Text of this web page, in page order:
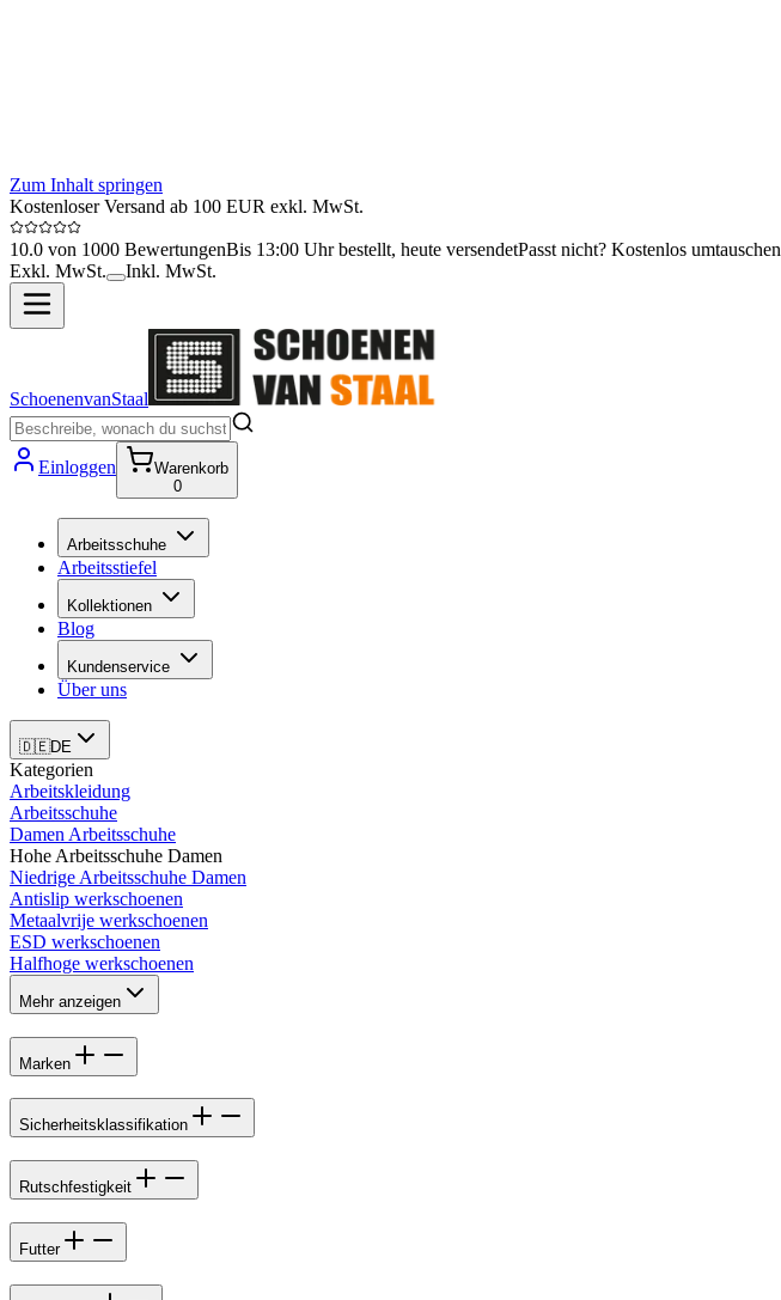
Zum Inhalt springen
Kostenloser Versand ab 100 EUR exkl. MwSt.
10.0 von 1000 BewertungenBis 13:00 Uhr bestellt, heute versendetPasst nicht? Kostenlos umtauschen
Exkl. MwSt.
Inkl. MwSt.
SchoenenvanStaal
Einloggen
Warenkorb
0
Arbeitsschuhe
Arbeitsstiefel
Kollektionen
Blog
Kundenservice
Über uns
🇩🇪DE
Kategorien
Arbeitskleidung
Arbeitsschuhe
Damen Arbeitsschuhe
Hohe Arbeitsschuhe Damen
Niedrige Arbeitsschuhe Damen
Antislip werkschoenen
Metaalvrije werkschoenen
ESD werkschoenen
Halfhoge werkschoenen
Mehr anzeigen
Marken
Sicherheitsklassifikation
Rutschfestigkeit
Futter